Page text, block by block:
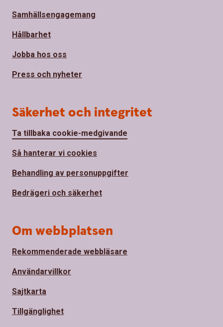
Samhällsengagemang
Hållbarhet
Jobba hos oss
Press och nyheter
Säkerhet och integritet
Ta tillbaka cookie-medgivande
Så hanterar vi cookies
Behandling av personuppgifter
Bedrägeri och säkerhet
Om webbplatsen
Rekommenderade webbläsare
Användarvillkor
Sajtkarta
Tillgänglighet